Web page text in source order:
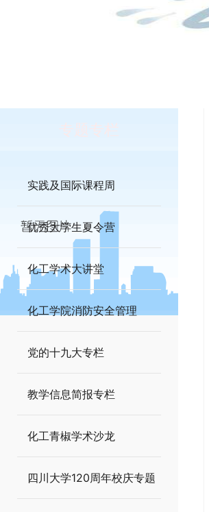
专题专栏
实践及国际课程周
优秀大学生夏令营
化工学术大讲堂
化工学院消防安全管理
党的十九大专栏
教学信息简报专栏
化工青椒学术沙龙
四川大学120周年校庆专题